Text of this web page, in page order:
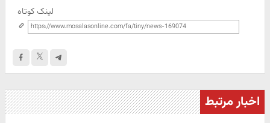
لینک کوتاه
اخبار مرتبط